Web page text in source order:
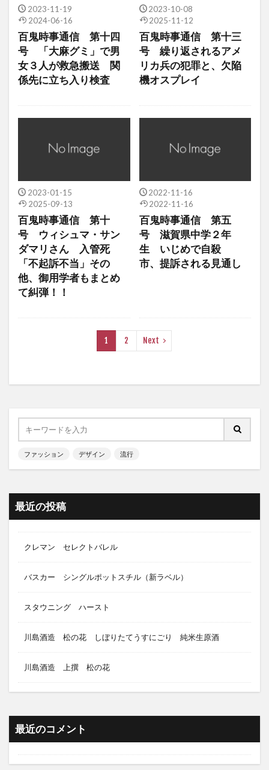
2023-11-19
2024-06-16
百鬼時事通信 第十四
号 「大麻グミ」で男
女３人が救急搬送 関
係先に立ち入り検査
2023-10-08
2025-11-12
百鬼時事通信 第十三
号 繰り返されるアメ
リカ兵の犯罪と、欠陥
機オスプレイ
2023-01-15
2025-09-13
百鬼時事通信 第十
号 ウィシュマ・サン
ダマリさん 入管死
「不起訴不当」その
他、御用学者もまとめ
て糾弾！！
2022-11-16
2022-11-16
百鬼時事通信 第五
号 滋賀県中学２年
生 いじめで自殺
市、提訴される見通し
1 2 Next
ファッション デザイン 流行
最近の投稿
クレマン セレクトバレル
バスカー シングルポットスチル（新ラベル）
スタウニング ハースト
川島酒造 松の花 しぼりたてうすにごり 純米生原酒
川島酒造 上撰 松の花
最近のコメント